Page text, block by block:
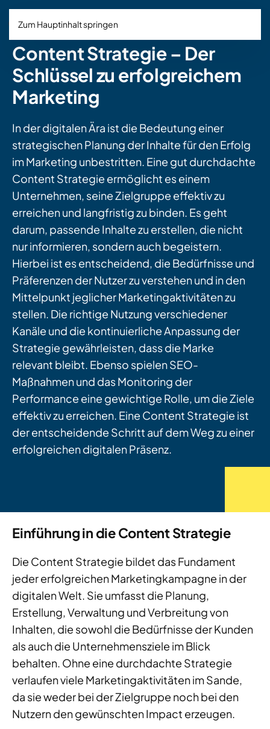
Zum Hauptinhalt springen
Content Strategie – Der
Schlüssel zu erfolgreichem
Marketing
In der digitalen Ära ist die Bedeutung einer
strategischen Planung der Inhalte für den Erfolg
im Marketing unbestritten. Eine gut durchdachte
Content Strategie ermöglicht es einem
Unternehmen, seine Zielgruppe effektiv zu
erreichen und langfristig zu binden. Es geht
darum, passende Inhalte zu erstellen, die nicht
nur informieren, sondern auch begeistern.
Hierbei ist es entscheidend, die Bedürfnisse und
Präferenzen der Nutzer zu verstehen und in den
Mittelpunkt jeglicher Marketingaktivitäten zu
stellen. Die richtige Nutzung verschiedener
Kanäle und die kontinuierliche Anpassung der
Strategie gewährleisten, dass die Marke
relevant bleibt. Ebenso spielen SEO-
Maßnahmen und das Monitoring der
Performance eine gewichtige Rolle, um die Ziele
effektiv zu erreichen. Eine Content Strategie ist
der entscheidende Schritt auf dem Weg zu einer
erfolgreichen digitalen Präsenz.
Einführung in die Content Strategie
Die Content Strategie bildet das Fundament
jeder erfolgreichen Marketingkampagne in der
digitalen Welt. Sie umfasst die Planung,
Erstellung, Verwaltung und Verbreitung von
Inhalten, die sowohl die Bedürfnisse der Kunden
als auch die Unternehmensziele im Blick
behalten. Ohne eine durchdachte Strategie
verlaufen viele Marketingaktivitäten im Sande,
da sie weder bei der Zielgruppe noch bei den
Nutzern den gewünschten Impact erzeugen.